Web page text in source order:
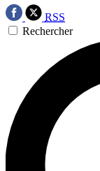
RSS
Rechercher